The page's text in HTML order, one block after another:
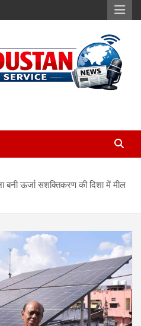
Service
बनी ऊर्जा सशक्तिकरण की दिशा में मील